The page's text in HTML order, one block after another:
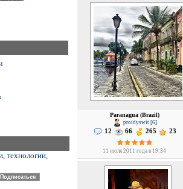
технологии,
Paranagua (Brazil)
proidyswit [6]
12 66 265 23
11 июля 2011 года в 19:34